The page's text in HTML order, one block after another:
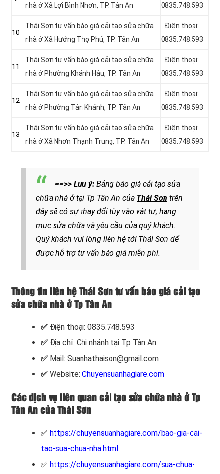
nhà ở Xã Lợi Bình Nhơn, TP. Tân An
0835.748.593
10
Thái Sơn tư vấn báo giá cải tạo sửa chữa
nhà ở Xã Hướng Thọ Phú, TP. Tân An
Điện thoại:
0835.748.593
11
Thái Sơn tư vấn báo giá cải tạo sửa chữa
nhà ở Phường Khánh Hậu, TP. Tân An
Điện thoại:
0835.748.593
12
Thái Sơn tư vấn báo giá cải tạo sửa chữa
nhà ở Phường Tân Khánh, TP. Tân An
Điện thoại:
0835.748.593
13
Thái Sơn tư vấn báo giá cải tạo sửa chữa
nhà ở Xã Nhơn Thạnh Trung, TP. Tân An
Điện thoại:
0835.748.593
==>> Lưu ý: Bảng báo giá cải tạo sửa
chữa nhà ở tại Tp Tân An của Thái Sơn trên
đây sẽ có sự thay đổi tùy vào vật tư, hạng
mục sửa chữa và yêu cầu của quý khách.
Quý khách vui lòng liên hệ tới Thái Sơn để
được hỗ trợ tư vấn báo giá miễn phí.
Thông tin liên hệ Thái Sơn tư vấn báo giá cải tạo
sửa chữa nhà ở Tp Tân An
✅ Điện thoại: 0835.748.593
✅ Địa chỉ: Chi nhánh tại Tp Tân An
✅ Mail: Suanhathaison@gmail.com
✅ Website: Chuyensuanhagiare.com
Các dịch vụ liên quan cải tạo sửa chữa nhà ở Tp
Tân An của Thái Sơn
✅ https://chuyensuanhagiare.com/bao-gia-cai-
tao-sua-chua-nha.html
✅ https://chuyensuanhagiare.com/sua-chua-